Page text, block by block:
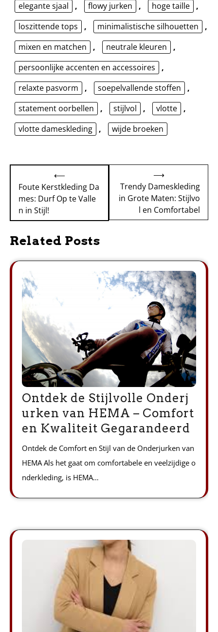
elegante sjaal
, flowy jurken , hoge taille
,
loszittende tops
, minimalistische silhouetten
,
mixen en matchen
, neutrale kleuren
,
persoonlijke accenten en accessoires
,
relaxte pasvorm
, soepelvallende stoffen
,
statement oorbellen
, stijlvol , vlotte
,
vlotte dameskleding
, wijde broeken
navigatie
⟵
Foute Kerstkleding Da
mes: Durf Op te Valle
n in Stijl!
Trendy Dameskleding
in Grote Maten: Stijlvo
l en Comfortabel
⟶
Related Posts
Ontdek de Stijlvolle Onderj
urken van HEMA – Comfort
en Kwaliteit Gegarandeerd
Ontdek de Comfort en Stijl van de Onderjurken van
HEMA Als het gaat om comfortabele en veelzijdige o
nderkleding, is HEMA…